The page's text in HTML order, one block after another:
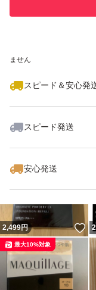
ません
スピード＆安心発
スピード発送
安心発送
2,499円
最大10%対象